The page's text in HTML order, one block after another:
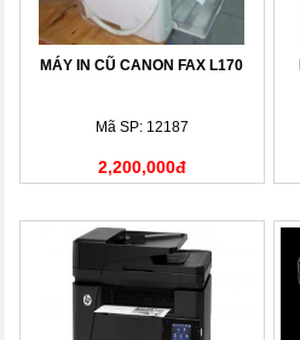
MÁY IN CŨ CANON FAX L170
Mã SP: 12187
2,200,000đ